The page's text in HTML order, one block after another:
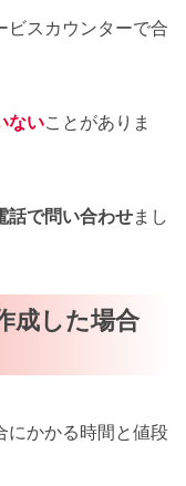
ビスカウンターで合
ないことがありま
話で問い合わせまし
成した場合
にかかる時間と値段